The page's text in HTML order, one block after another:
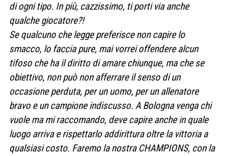
di ogni tipo. In più, cazzissimo, ti porti via anche
qualche giocatore?!
Se qualcuno che legge preferisce non capire lo
smacco, lo faccia pure, mai vorrei offendere alcun
tifoso che ha il diritto di amare chiunque, ma che se
obiettivo, non può non afferrare il senso di un
occasione perduta, per un uomo, per un allenatore
bravo e un campione indiscusso. A Bologna venga chi
vuole ma mi raccomando, deve capire anche in quale
luogo arriva e rispettarlo addirittura oltre la vittoria a
qualsiasi costo. Faremo la nostra CHAMPIONS, con la